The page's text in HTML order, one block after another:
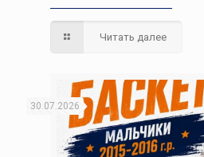
Читать далее
30.07.2026